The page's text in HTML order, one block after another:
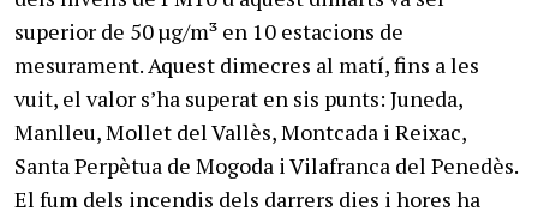
superior de 50 µg/m³ en 10 estacions de
mesurament. Aquest dimecres al matí, fins a les
vuit, el valor s’ha superat en sis punts: Juneda,
Manlleu, Mollet del Vallès, Montcada i Reixac,
Santa Perpètua de Mogoda i Vilafranca del Penedès.
El fum dels incendis dels darrers dies i hores ha